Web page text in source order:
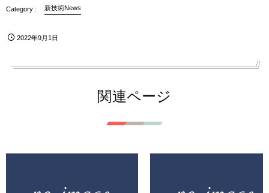
新技術News
2022年9月1日
関連ページ